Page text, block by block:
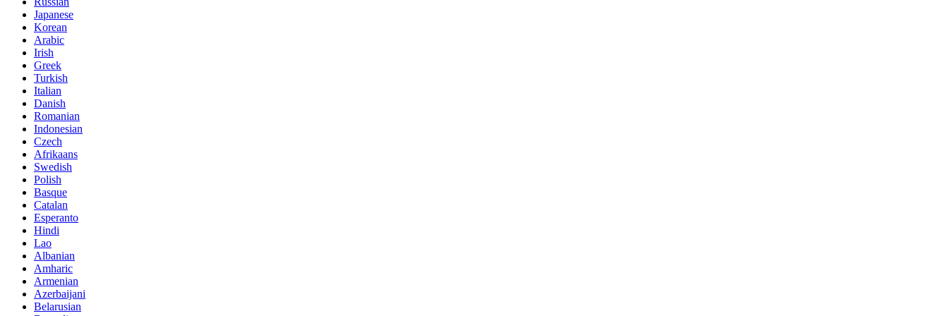
Japanese
Korean
Arabic
Irish
Greek
Turkish
Italian
Danish
Romanian
Indonesian
Czech
Afrikaans
Swedish
Polish
Basque
Catalan
Esperanto
Hindi
Lao
Albanian
Amharic
Armenian
Azerbaijani
Belarusian